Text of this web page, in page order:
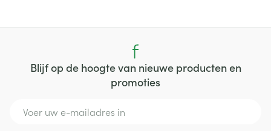
Blijf op de hoogte van nieuwe producten en
promoties